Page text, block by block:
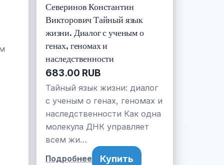
Северинов Константин
Викторович Тайный язык
жизни. Диалог с ученым о
генах, геномах и
наследственности
683.00 RUB
Тайный язык жизни: диалог
с ученым о генах, геномах и
наследственности Как одна
молекула ДНК управляет
всем жи…
Подробнее Купить